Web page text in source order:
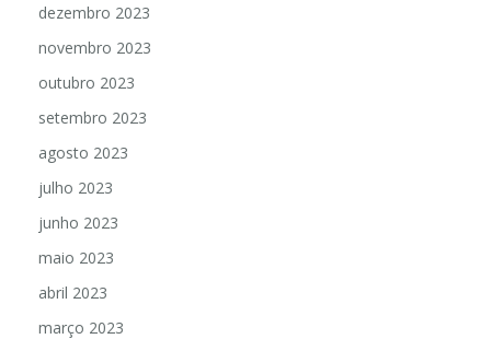
dezembro 2023
novembro 2023
outubro 2023
setembro 2023
agosto 2023
julho 2023
junho 2023
maio 2023
abril 2023
março 2023